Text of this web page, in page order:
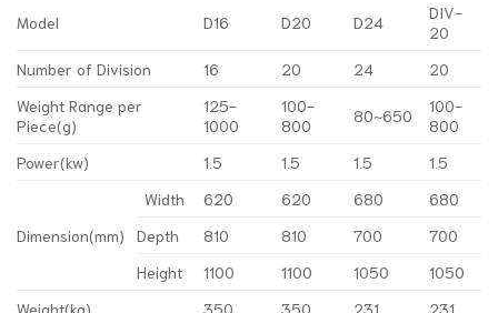
Model D16 D20 D24
DIV-
20
Number of Division
16 20 24
20
Weight Range per
Piece(g)
125-
1000
100-
800
80~650
100-
800
Power(kw)
1.5 1.5 1.5 1.5
Dimension(mm)
Width 620 620 680
680
Depth
810 810 700
700
Height
1100 1100 1050
1050
Weight(kg)
350 350 231 231